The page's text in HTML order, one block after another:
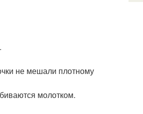
не мешали плотному
молотком.